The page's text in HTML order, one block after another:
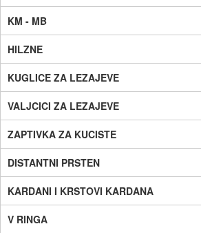
KM - MB
HILZNE
KUGLICE ZA LEZAJEVE
VALJCICI ZA LEZAJEVE
ZAPTIVKA ZA KUCISTE
DISTANTNI PRSTEN
KARDANI I KRSTOVI KARDANA
V RINGA